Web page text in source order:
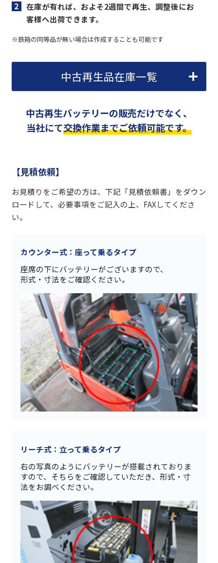
在庫が有れば、およそ2週間で再生、調整後にお
客様へ出荷できます。
※鉄箱の同等品が無い場合は作成することも可能です
中古再生品在庫一覧
中古再生バッテリーの販売だけでなく、
当社にて交換作業までご依頼可能です。
【見積依頼】
お見積りをご希望の方は、下記「見積依頼書」をダウン
ロードして、必要事項をご記入の上、FAXしてくださ
い。
カウンター式：座って乗るタイプ
座席の下にバッテリーがございますので、
形式・寸法をご確認ください。
リーチ式：立って乗るタイプ
右の写真のようにバッテリーが搭載されておりま
すので、そちらをご確認していただき、形式・寸
法をお調べください。